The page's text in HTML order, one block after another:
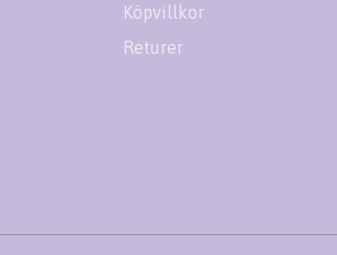
Köpvillkor
Returer